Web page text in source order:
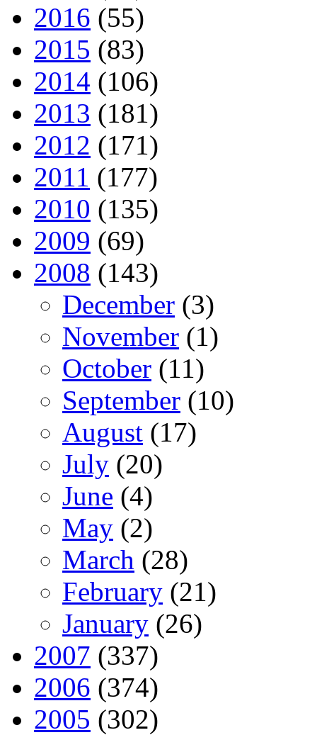
2016 (55)
2015 (83)
2014 (106)
2013 (181)
2012 (171)
2011 (177)
2010 (135)
2009 (69)
2008 (143)
December (3)
November (1)
October (11)
September (10)
August (17)
July (20)
June (4)
May (2)
March (28)
February (21)
January (26)
2007 (337)
2006 (374)
2005 (302)